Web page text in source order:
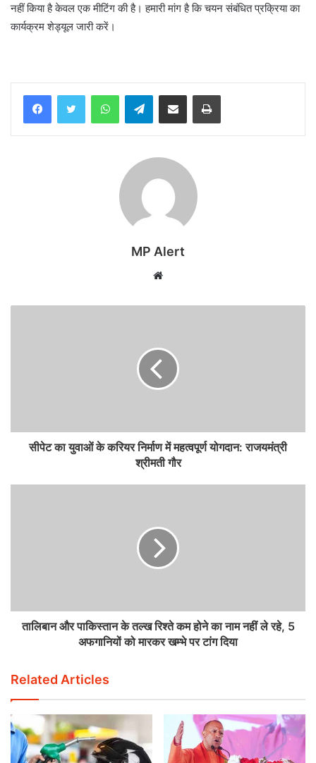
नहीं किया है केवल एक मीटिंग की है। हमारी मांग है कि चयन संबंधित प्रक्रिया का
कार्यक्रम शेड्यूल जारी करें।
WhatsAppTelegramShare via Email Print
MP Alert
Website
सीपेट का युवाओं के करियर निर्माण में महत्वपूर्ण योगदान: राजयमंत्री
श्रीमती गौर
तालिबान और पाकिस्तान के तल्ख रिश्ते कम होने का नाम नहीं ले रहे, 5
अफगानियों को मारकर खम्भे पर टांग दिया
Related Articles